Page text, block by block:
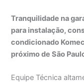
Tranquilidade na
para instalação,
condicionado
próximo de São
Equipe Técnica